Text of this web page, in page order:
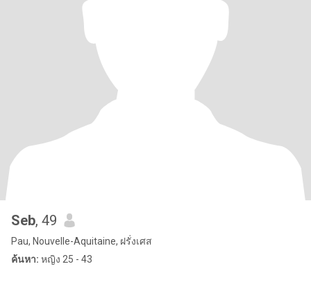
Seb, 49
Pau, Nouvelle-Aquitaine, ฝรั่งเศส
ค้นหา: หญิง 25 - 43